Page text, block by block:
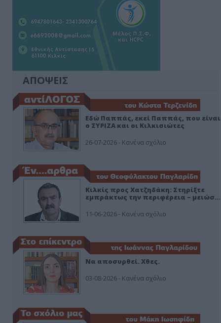
ΑΠΟΨΕΙΣ
Εδώ Παππάς, εκεί Παππάς, που είναι
ο ΣΥΡΙΖΑ και οι Κιλκισιώτες
26-07-2026 - Κανένα σχόλιο
Κιλκίς προς Χατζηδάκη: Στηρίξτε
εμπράκτως την περιφέρεια – μειώσ…
11-06-2026 - Κανένα σχόλιο
Να αποσυρθεί. Χθες.
03-08-2026 - Κανένα σχόλιο